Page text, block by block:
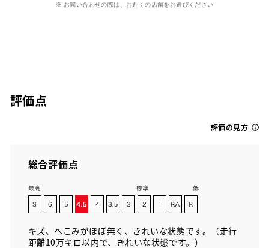
※ お問い合わせの際は、お近くの店舗をお選びください
評価点
評価の見方
総合評価点
キズ、へこみがほぼ無く、きれいな状態です。（走行
距離10万キロ以内で、きれいな状態です。）